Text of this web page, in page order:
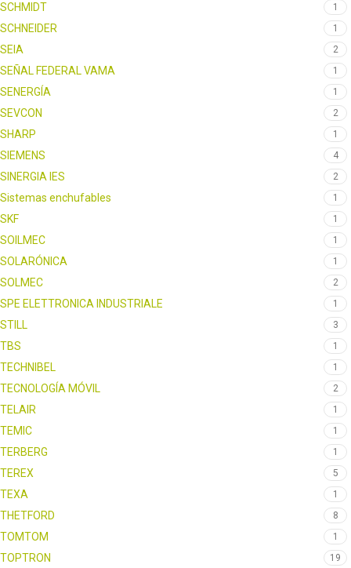
SCHMIDT 1
SCHNEIDER 1
SEIA 2
SEÑAL FEDERAL VAMA 1
SENERGÍA 1
SEVCON 2
SHARP 1
SIEMENS 4
SINERGIA IES 2
Sistemas enchufables 1
SKF 1
SOILMEC 1
SOLARÓNICA 1
SOLMEC 2
SPE ELETTRONICA INDUSTRIALE 1
STILL 3
TBS 1
TECHNIBEL 1
TECNOLOGÍA MÓVIL 2
TELAIR 1
TEMIC 1
TERBERG 1
TEREX 5
TEXA 1
THETFORD 8
TOMTOM 1
TOPTRON 19